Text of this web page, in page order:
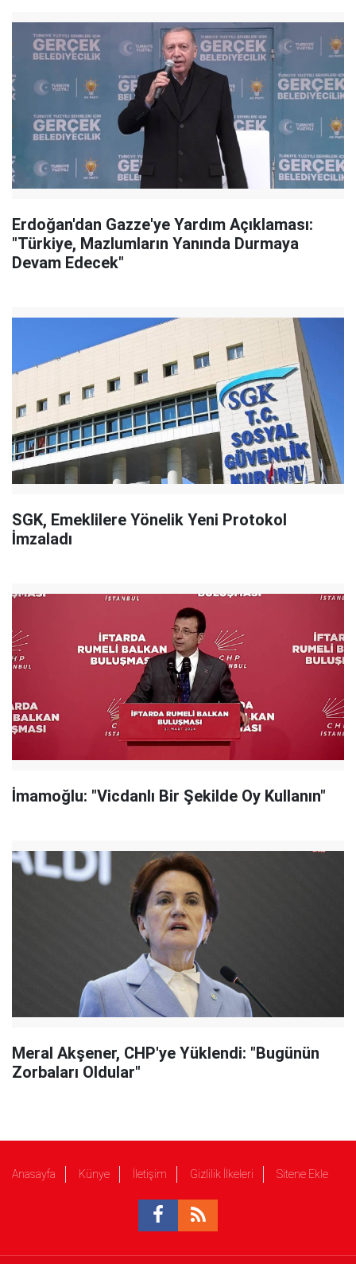
Erdoğan'dan Gazze'ye Yardım Açıklaması:
"Türkiye, Mazlumların Yanında Durmaya
Devam Edecek"
SGK, Emeklilere Yönelik Yeni Protokol
İmzaladı
İmamoğlu: "Vicdanlı Bir Şekilde Oy Kullanın"
Meral Akşener, CHP'ye Yüklendi: "Bugünün
Zorbaları Oldular"
Anasayfa Künye İletişim Gizlilik İlkeleri Sitene Ekle